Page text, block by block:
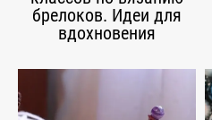
брелоков. Идеи для
вдохновения